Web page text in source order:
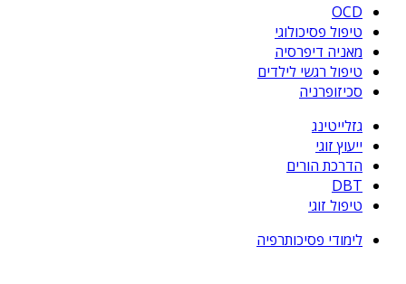
OCD
טיפול פסיכולוגי
מאניה דיפרסיה
טיפול רגשי לילדים
סכיזופרניה
גזלייטינג
ייעוץ זוגי
הדרכת הורים
DBT
טיפול זוגי
לימודי פסיכותרפיה